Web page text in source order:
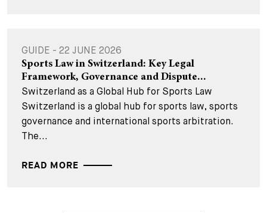
GUIDE - 22 JUNE 2026
Sports Law in Switzerland: Key Legal
Framework, Governance and Dispute...
Switzerland as a Global Hub for Sports Law
Switzerland is a global hub for sports law, sports
governance and international sports arbitration.
The...
READ MORE